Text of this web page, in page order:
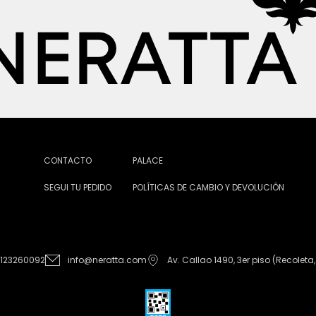
CONTACTO PALACE
SEGUI TU PEDIDO POLÍTICAS DE CAMBIO Y DEVOLUCIÓN
info@neratta.com Av. Callao 1490, 3er piso (Recoleta,